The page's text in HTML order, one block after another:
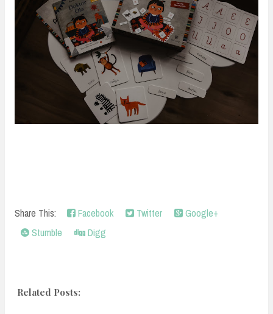
Share This: Facebook Twitter
Google+
Stumble
Digg
Related Posts: